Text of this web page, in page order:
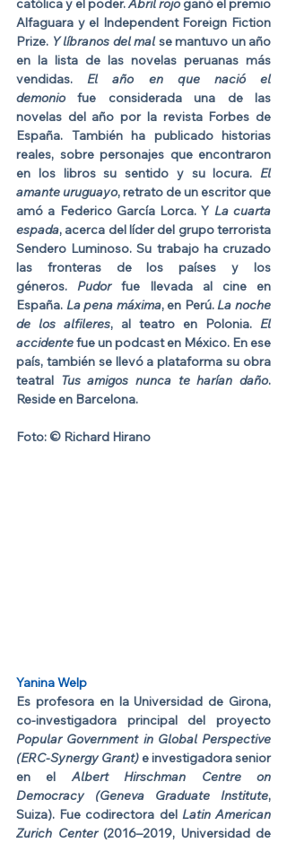
católica y el poder. Abril rojo ganó el premio
Alfaguara y el Independent Foreign Fiction
Prize. Y líbranos del mal se mantuvo un año
en la lista de las novelas peruanas más
vendidas. El año en que nació el
demonio fue considerada una de las
novelas del año por la revista Forbes de
España. También ha publicado historias
reales, sobre personajes que encontraron
en los libros su sentido y su locura. El
amante uruguayo, retrato de un escritor que
amó a Federico García Lorca. Y La cuarta
espada, acerca del líder del grupo terrorista
Sendero Luminoso. Su trabajo ha cruzado
las fronteras de los países y los
géneros. Pudor fue llevada al cine en
España. La pena máxima, en Perú. La noche
de los alfileres, al teatro en Polonia. El
accidente fue un podcast en México. En ese
país, también se llevó a plataforma su obra
teatral Tus amigos nunca te harían daño.
Reside en Barcelona.
Foto: © Richard Hirano
Yanina Welp
Es profesora en la Universidad de Girona,
Popular Government in Global Perspective
(ERC-Synergy Grant) e investigadora senior
en el Albert Hirschman Centre on
Democracy (Geneva Graduate Institute,
Suiza). Fue codirectora del Latin American
Zurich Center (2016–2019, Universidad de